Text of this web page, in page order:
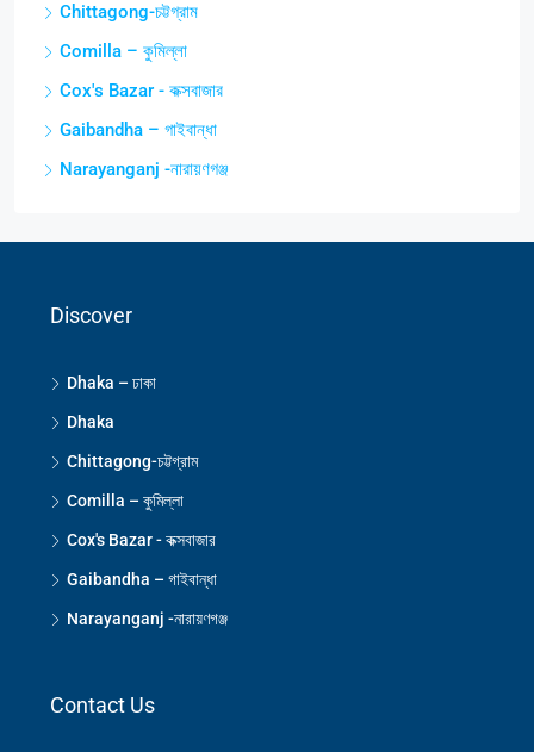
Chittagong-চট্টগ্রাম
Comilla – কুমিল্লা
Cox's Bazar - কক্সবাজার
Gaibandha – গাইবান্ধা
Narayanganj -নারায়ণগঞ্জ
Discover
Dhaka – ঢাকা
Dhaka
Chittagong-চট্টগ্রাম
Comilla – কুমিল্লা
Cox's Bazar - কক্সবাজার
Gaibandha – গাইবান্ধা
Narayanganj -নারায়ণগঞ্জ
Contact Us